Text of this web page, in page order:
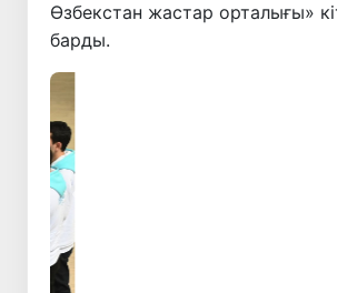
Өзбекстан жастар орталығы»
барды.